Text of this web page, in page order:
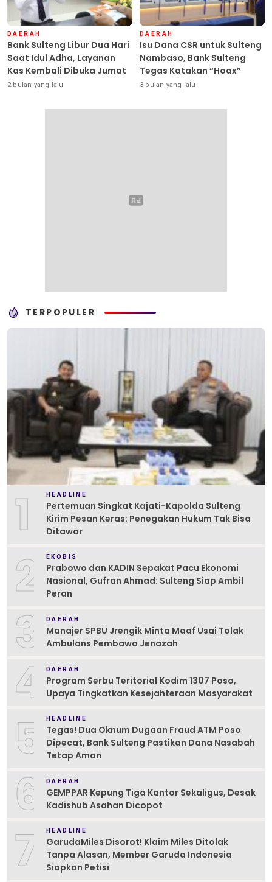
DAERAH
Bank Sulteng Libur Dua Hari
Saat Idul Adha, Layanan
Kas Kembali Dibuka Jumat
2 bulan yang lalu
DAERAH
Isu Dana CSR untuk Sulteng
Nambaso, Bank Sulteng
Tegas Katakan “Hoax”
3 bulan yang lalu
TERPOPULER
1 HEADLINE
Pertemuan Singkat Kajati-Kapolda Sulteng
Kirim Pesan Keras: Penegakan Hukum Tak Bisa
Ditawar
2 EKOBIS
Prabowo dan KADIN Sepakat Pacu Ekonomi
Nasional, Gufran Ahmad: Sulteng Siap Ambil
Peran
3 DAERAH
Manajer SPBU Jrengik Minta Maaf Usai Tolak
Ambulans Pembawa Jenazah
4 DAERAH
Program Serbu Teritorial Kodim 1307 Poso,
Upaya Tingkatkan Kesejahteraan Masyarakat
5 HEADLINE
Tegas! Dua Oknum Dugaan Fraud ATM Poso
Dipecat, Bank Sulteng Pastikan Dana Nasabah
Tetap Aman
6 DAERAH
GEMPPAR Kepung Tiga Kantor Sekaligus, Desak
Kadishub Asahan Dicopot
7 HEADLINE
GarudaMiles Disorot! Klaim Miles Ditolak
Tanpa Alasan, Member Garuda Indonesia
Siapkan Petisi